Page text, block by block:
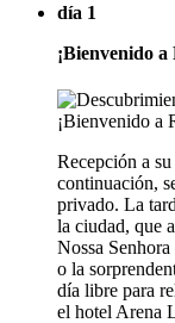
día 1
¡Bienvenido a
Recepción a
continuación,
privado. La
la ciudad, que
Nossa
o la
día libre para
el hotel Arena